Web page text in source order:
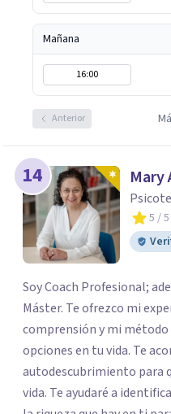
Mañana
16:00
Anterior
14 Mary
5 / 5
Soy Coach Profesional;
Máster. Te ofrezco mi
comprensión y mi
opciones en tu vida. Te acompañaré en tu
autodescubrimiento para
vida. Te ayudaré a identificar tus fortalezas y a encontrar